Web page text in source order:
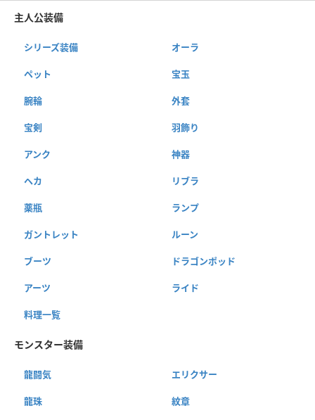
主人公装備
シリーズ装備 オーラ
ペット 宝玉
腕輪 外套
宝剣 羽飾り
アンク 神器
ヘカ リブラ
薬瓶 ランプ
ガントレット ルーン
ブーツ ドラゴンポッド
アーツ ライド
料理一覧
モンスター装備
龍闘気 エリクサー
龍珠 紋章